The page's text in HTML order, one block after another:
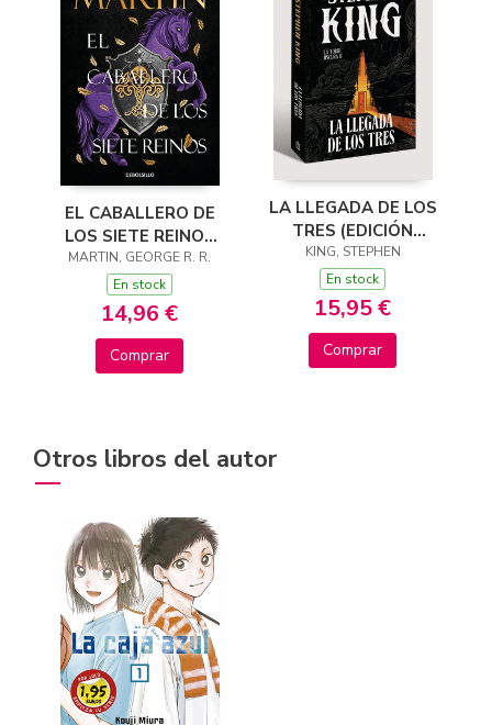
EL CABALLERO DE
LOS SIETE REINOS
(CANCIÓN DE HIELO
Y FUEGO)
MARTIN, GEORGE R. R.
En stock
14,96 €
Comprar
LA LLEGADA DE LOS
TRES (EDICIÓN
CANTOS TINTADOS)
(LA TORRE OSCURA
2)
KING, STEPHEN
En stock
15,95 €
Comprar
Otros libros del autor